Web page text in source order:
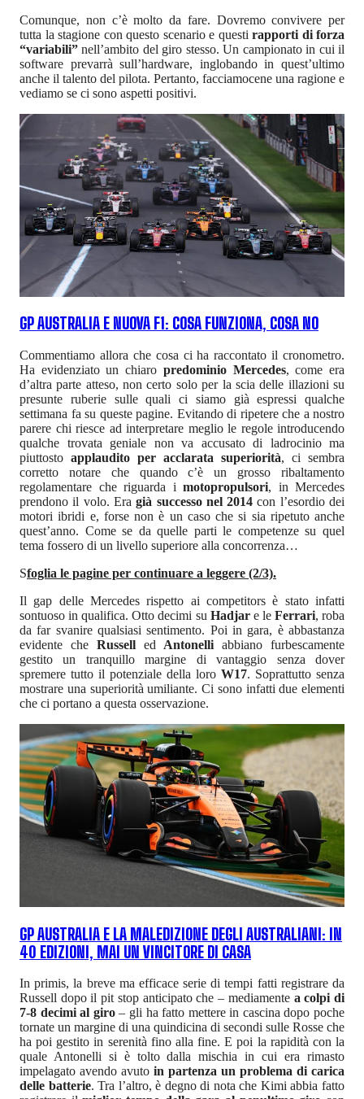
Comunque, non c’è molto da fare. Dovremo convivere per
tutta la stagione con questo scenario e questi rapporti di forza
“variabili” nell’ambito del giro stesso. Un campionato in cui il
software prevarrà sull’hardware, inglobando in quest’ultimo
anche il talento del pilota. Pertanto, facciamocene una ragione e
vediamo se ci sono aspetti positivi.
GP AUSTRALIA E NUOVA F1: COSA FUNZIONA, COSA NO
Commentiamo allora che cosa ci ha raccontato il cronometro.
Ha evidenziato un chiaro predominio Mercedes, come era
d’altra parte atteso, non certo solo per la scia delle illazioni su
presunte ruberie sulle quali ci siamo già espressi qualche
settimana fa su queste pagine. Evitando di ripetere che a nostro
parere chi riesce ad interpretare meglio le regole introducendo
qualche trovata geniale non va accusato di ladrocinio ma
piuttosto applaudito per acclarata superiorità, ci sembra
corretto notare che quando c’è un grosso ribaltamento
regolamentare che riguarda i motopropulsori, in Mercedes
prendono il volo. Eragià successo nel 2014 con l’esordio dei
motori ibridi e, forse non è un caso che si sia ripetuto anche
quest’anno. Come se da quelle parti le competenze su quel
tema fossero di un livello superiore alla concorrenza…
Sfoglia le pagine per continuare a leggere (2/3).
Il gap delle Mercedes rispetto ai competitors è stato infatti
sontuoso in qualifica. Otto decimi su Hadjar e le Ferrari, roba
da far svanire qualsiasi sentimento. Poi in gara, è abbastanza
evidente che Russell ed Antonelliabbiano furbescamente
gestito un tranquillo margine di vantaggio senza dover
spremere tutto il potenziale della loro W17. Soprattutto senza
mostrare una superiorità umiliante. Ci sono infatti due elementi
che ci portano a questa osservazione.
GP AUSTRALIA E LA MALEDIZIONE DEGLI AUSTRALIANI: IN
40 EDIZIONI, MAI UN VINCITORE DI CASA
In primis, la breve ma efficace serie di tempi fatti registrare da
Russell dopo il pit stop anticipato che – mediamente a colpi di
7-8 decimi al giro– gli ha fatto mettere in cascina dopo poche
tornate un margine di una quindicina di secondi sulle Rosse che
ha poi gestito in serenità fino alla fine. E poi la rapidità con la
quale Antonelli si è tolto dalla mischia in cui era rimasto
impelagato avendo avuto in partenza un problema di carica
delle batterie. Tra l’altro, è degno di nota che Kimi abbia fatto